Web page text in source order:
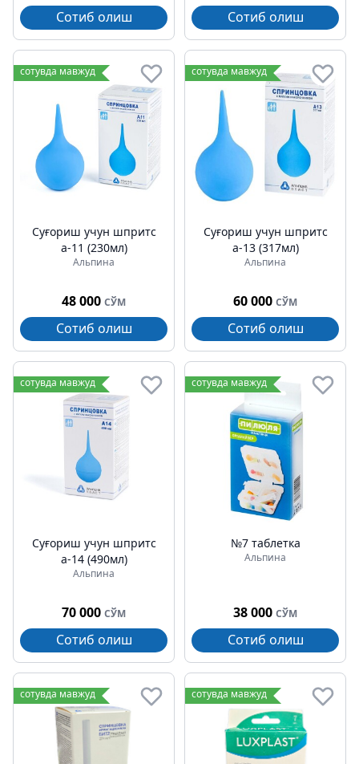
Сотиб олиш Сотиб олиш
сотувда мавжуд
Суғориш учун шпритс
а-11 (230мл)
Альпина
48 000 СЎМ
Сотиб олиш
сотувда мавжуд
Суғориш учун шпритс
а-13 (317мл)
Альпина
60 000 СЎМ
Сотиб олиш
сотувда мавжуд
Суғориш учун шпритс
а-14 (490мл)
Альпина
70 000 СЎМ
Сотиб олиш
сотувда мавжуд
№7 таблетка
Альпина
38 000 СЎМ
Сотиб олиш
сотувда мавжуд сотувда мавжуд